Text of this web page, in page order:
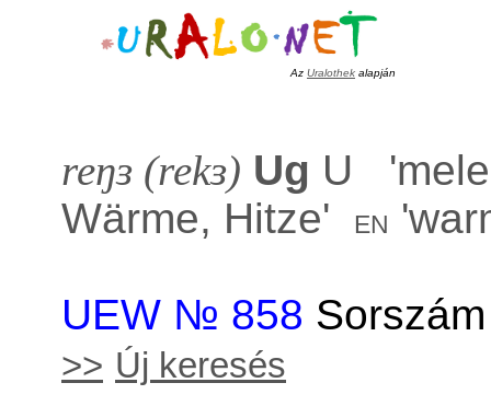
Az Uralothek alapján
reŋɜ (rekɜ) Ug U '
Wärme, Hitze' en '
UEW № 858
>> Új keresés